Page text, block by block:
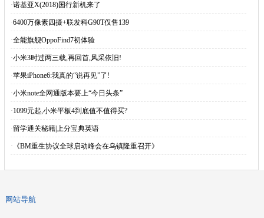
·诺基亚X(2018)国行新机来了
·6400万像素四摄+联发科G90T仅售139
·全能旗舰OppoFind7初体验
·小米3时过两三载,再回首,风采依旧!
·苹果iPhone6:我真的“说再见”了!
·小米note全网通版本要上“今日头条”
·1099元起,小米平板4到底值不值得买?
·留学通关秘籍|上分宝典英语
· 《BM重生协议全球启动峰会在乌镇隆重召开》
网站导航